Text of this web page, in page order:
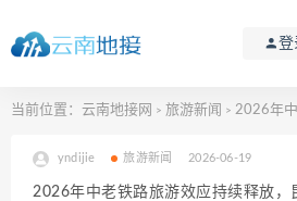
登
当前位置： 云南地接网 > 旅游新闻 > 2026年中老铁路旅
yndijie 旅游新闻 2026-06-19
2026年中老铁路旅游效应持续释放，